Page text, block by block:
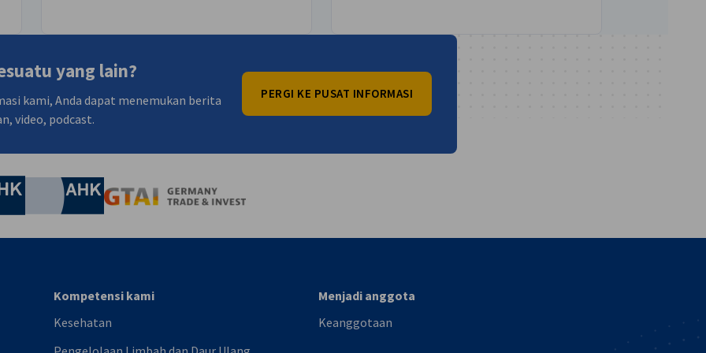
yang lain?
kami, Anda dapat menemukan berita
video, podcast.
PERGI KE PUSAT INFORMASI
of Commerce and Industry
Chamber of Commerce and Industry
AHK.de
Kompetensi kami
Kesehatan
Menjadi anggota
Keanggotaan